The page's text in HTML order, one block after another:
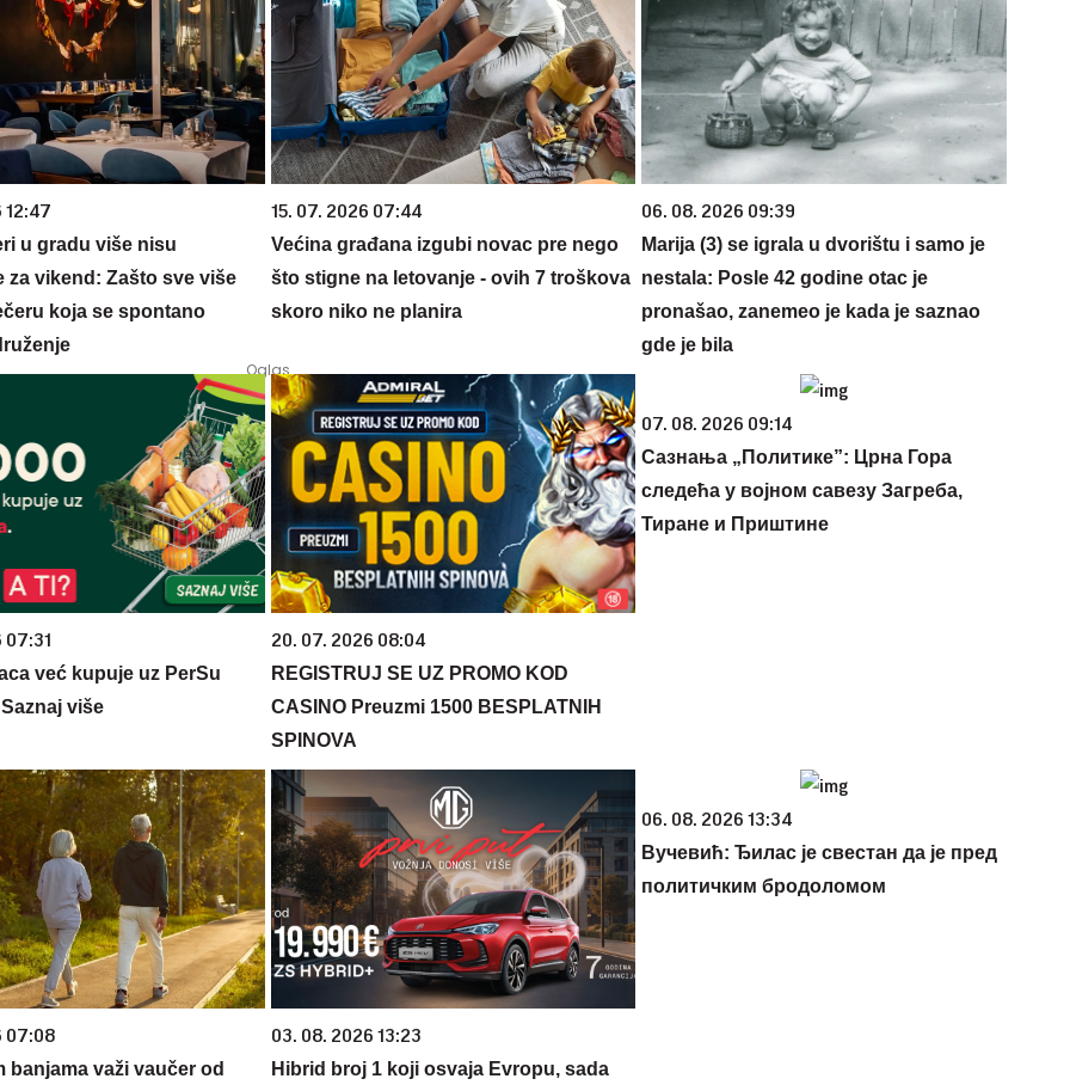
12:47
u gradu više nisu
za vikend: Zašto sve više
koja se spontano
15. 07. 2026 07:44
Većina građana izgubi novac pre nego
što stigne na letovanje - ovih 7 troškova
skoro niko ne planira
06. 08. 2026 09:39
Marija (3) se igrala u dvorištu i samo je
nestala: Posle 42 godine otac je
pronašao, zanemeo je kada je saznao
gde je bila
07:31
već kupuje uz PerSu
više
20. 07. 2026 08:04
REGISTRUJ SE UZ PROMO KOD
CASINO Preuzmi 1500 BESPLATNIH
SPINOVA
07. 08. 2026 09:14
Сазнања „Политике”: Црна Гора
следећа у војном савезу Загреба,
Тиране и Приштине
07:08
banjama važi vaučer od
03. 08. 2026 13:23
Hibrid broj 1 koji osvaja Evropu, sada
06. 08. 2026 13:34
Вучевић: Ђилас је свестан да је пред
политичким бродоломом